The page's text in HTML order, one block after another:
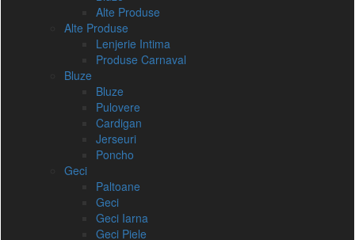
Alte Produse
Alte Produse
Lenjerie Intima
Produse Carnaval
Bluze
Bluze
Pulovere
Cardigan
Jerseuri
Poncho
Geci
Paltoane
Geci
Geci Iarna
Geci Piele